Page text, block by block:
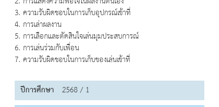
3. ความรับผิดชอบในการเก็บอุปกรณ์เข้าที่
4. การเล่าผลงาน
5. การเลือกและตัดสินใจเล่นมุมประสบการณ์
6. การเล่นร่วมกับเพื่อน
7. ความรับผิดชอบในการเก็บของเล่นเข้าที่
ปีการศึกษา 2568 / 1